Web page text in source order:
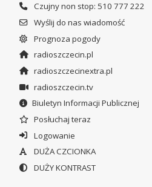
Czujny non stop: 510 777 222
Wyślij do nas wiadomość
Prognoza pogody
radioszczecin.pl
radioszczecinextra.pl
radioszczecin.tv
Biuletyn Informacji Publicznej
Posłuchaj teraz
Logowanie
DUŻA CZCIONKA
DUŻY KONTRAST